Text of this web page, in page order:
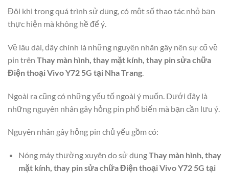
Đôi khi trong quá trình sử dụng, có một số thao tác nhỏ bạn
thực hiện mà không hề để ý.
Về lâu dài, đây chính là những nguyên nhân gây nên sự cố về
pin trên Thay màn hình, thay mặt kính, thay pin sửa chữa
Điện thoại Vivo Y72 5G tại Nha Trang
Ngoài ra cũng có những yếu tố ngoài ý muốn. Dưới đây là
những nguyên nhân gây hỏng pin phổ biến mà bạn cần lưu ý.
Nguyên nhân gây hỏng pin chủ yếu gồm có:
Nóng máy thường xuyên do sử dụngThay màn hình, thay
mặt kính, thay pin sửa chữa Điện thoại Vivo Y72 5G tại